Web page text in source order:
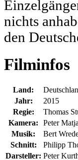
nichts
den
Filminfos
Land:
Jahr:
2015
Regie:
Thomas
Kamera:
Peter
Musik:
Bert
Schnitt:
Philipp
Darsteller: Peter